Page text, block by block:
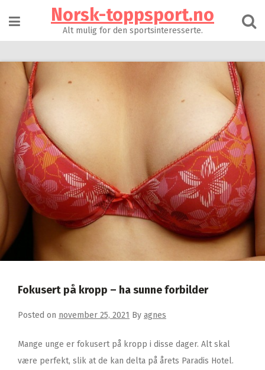
content
Norsk-toppsport.no
Alt mulig for den sportsinteresserte.
Fokusert på kropp – ha sunne forbilder
Posted on november 25, 2021 By agnes
Mange unge er fokusert på kropp i disse dager. Alt skal
være perfekt, slik at de kan delta på årets Paradis Hotel.